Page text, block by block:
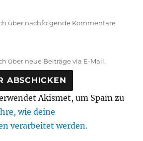
über nachfolgende Kommentare
über neue Beiträge via E-Mail.
Akismet, um Spam zu
wie deine
verarbeitet werden.